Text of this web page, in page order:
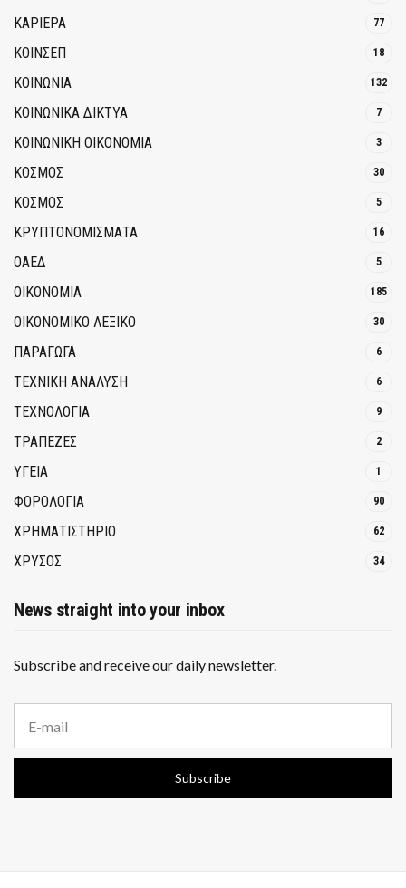
ΚΑΡΙΕΡΑ 77
ΚΟΙΝΣΕΠ 18
ΚΟΙΝΩΝΙΑ 132
ΚΟΙΝΩΝΙΚΆ ΔΊΚΤΥΑ 7
ΚΟΙΝΩΝΙΚΉ ΟΙΚΟΝΟΜΊΑ 3
ΚΟΣΜΟΣ 30
ΚΟΣΜΟΣ 5
ΚΡΥΠΤΟΝΟΜΊΣΜΑΤΑ 16
ΟΑΕΔ 5
ΟΙΚΟΝΟΜΙΑ 185
ΟΙΚΟΝΟΜΙΚΟ ΛΕΞΙΚΟ 30
ΠΑΡΑΓΩΓΑ 6
ΤΕΧΝΙΚΗ ΑΝΑΛΥΣΗ 6
ΤΕΧΝΟΛΟΓΙΑ 9
ΤΡΆΠΕΖΕΣ 2
ΥΓΕΙΑ 1
ΦΟΡΟΛΟΓΙΑ 90
ΧΡΗΜΑΤΙΣΤΗΡΙΟ 62
ΧΡΥΣΟΣ 34
News straight into your inbox
Subscribe and receive our daily newsletter.
a
i
a
Subscribe